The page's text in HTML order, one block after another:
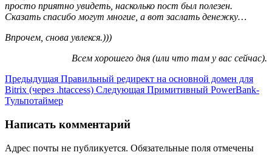
просто приятно увидеть, насколько пост был полезен.
Сказать спасибо могут многие, а вот заслать денежку…
Впрочем, снова увлекся.)))
Всем хорошего дня (или что там у вас сейчас).
Предыдущая Правильный редирект на основной домен для
Bitrix (через .htaccess) Следующая Примитивный PowerBank-
Тульпотаймер
Написать комментарий
Адрес почты не публикуется. Обязательные поля отмечены